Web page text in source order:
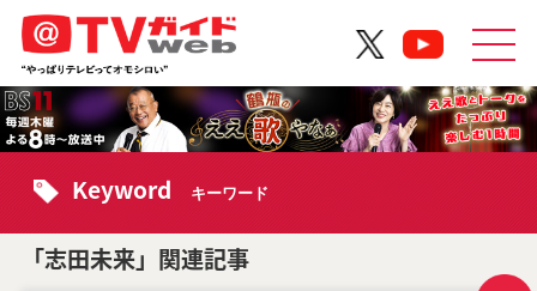
Keyword キーワード
「志田未来」関連記事